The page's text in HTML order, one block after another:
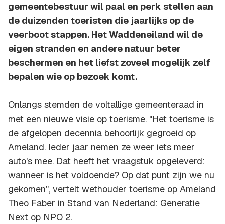
gemeentebestuur wil paal en perk stellen aan
de duizenden toeristen die jaarlijks op de
veerboot stappen. Het Waddeneiland wil de
eigen stranden en andere natuur beter
beschermen en het liefst zoveel mogelijk zelf
bepalen wie op bezoek komt.
Onlangs stemden de voltallige gemeenteraad in
met een nieuwe visie op toerisme. "Het toerisme is
de afgelopen decennia behoorlijk gegroeid op
Ameland. Ieder jaar nemen ze weer iets meer
auto's mee. Dat heeft het vraagstuk opgeleverd:
wanneer is het voldoende? Op dat punt zijn we nu
gekomen", vertelt wethouder toerisme op Ameland
Theo Faber in Stand van Nederland: Generatie
Next op NPO 2.